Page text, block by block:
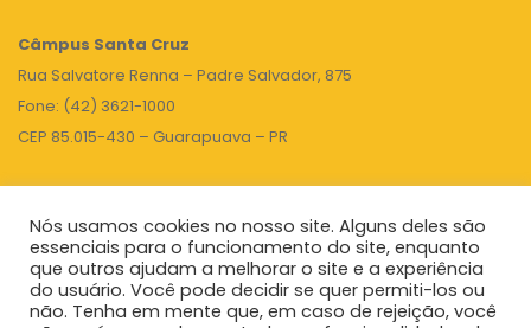
Câmpus Santa Cruz
Rua Salvatore Renna – Padre Salvador, 875
Fone: (42) 3621-1000
CEP 85.015-430 – Guarapuava – PR
TOPO
Unicentro |Governo do Paraná|Seti| Agenda do Reitor
Nós usamos cookies no nosso site. Alguns deles são
essenciais para o funcionamento do site, enquanto
que outros ajudam a melhorar o site e a experiência
do usuário. Você pode decidir se quer permiti-los ou
não. Tenha em mente que, em caso de rejeição, você